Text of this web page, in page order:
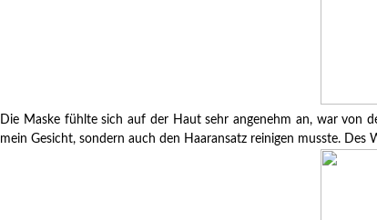
Die Maske fühlte sich auf der Haut sehr angenehm an, war von
mein Gesicht, sondern auch den Haaransatz reinigen musste.